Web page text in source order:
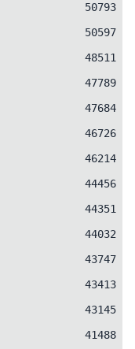
50793
50597
48511
47789
47684
46726
46214
44456
44351
44032
43747
43413
43145
41488